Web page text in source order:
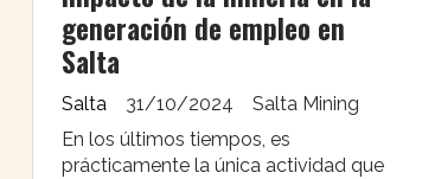
generación de empleo en
Salta
Salta Mining
Salta
31/10/2024
En los últimos tiempos, es
prácticamente la única actividad que